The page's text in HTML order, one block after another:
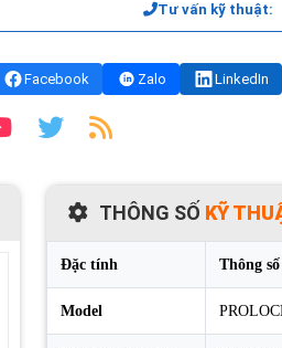
Tư vấn kỹ thuật:
Facebook Zalo LinkedIn
THÔNG SỐ KỸ
Đặc tính Thông
Model